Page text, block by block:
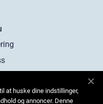
oss
at huske dine indstillinger,
og annoncer. Denne